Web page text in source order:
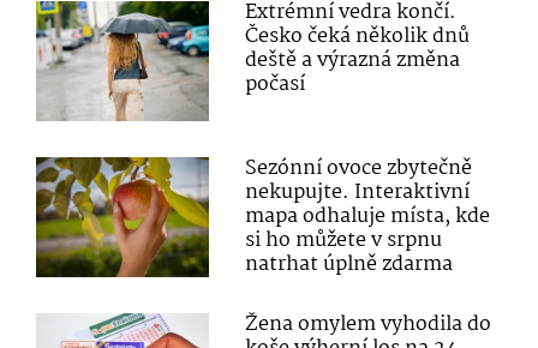
Extrémní vedra končí.
Česko čeká několik dnů
deště a výrazná změna
počasí
Sezónní ovoce zbytečně
nekupujte. Interaktivní
mapa odhaluje místa, kde
si ho můžete v srpnu
natrhat úplně zdarma
Žena omylem vyhodila do